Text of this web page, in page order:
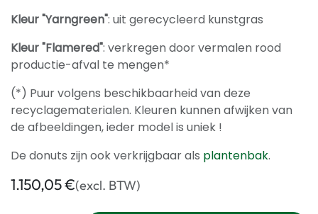
Kleur "Yarngreen": uit gerecycleerd kunstgras
Kleur "Flamered": verkregen door vermalen rood
productie-afval te mengen*
(*) Puur volgens beschikbaarheid van deze
recyclagematerialen. Kleuren kunnen afwijken van
de afbeeldingen, ieder model is uniek !
De donuts zijn ook verkrijgbaar als plantenbak.
1.150,05€(excl. BTW)